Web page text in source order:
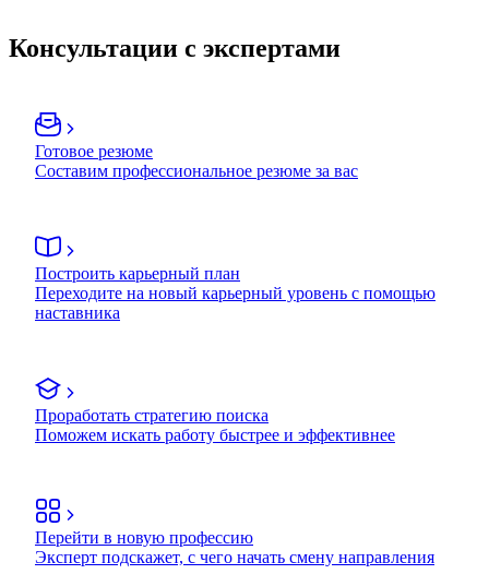
Консультации с экспертами
Готовое резюме
Составим профессиональное резюме за вас
Построить карьерный план
Переходите на новый карьерный уровень с помощью
наставника
Проработать стратегию поиска
Поможем искать работу быстрее и эффективнее
Перейти в новую профессию
Эксперт подскажет, с чего начать смену направления